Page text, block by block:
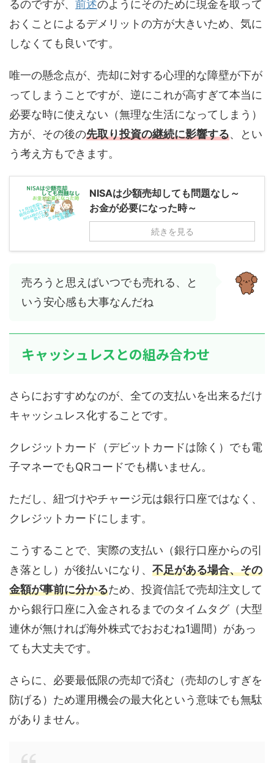
るのですが、 前述のようにそのために現金を取って
おくことによるデメリットの方が大きいため、気に
しなくても良いです。
唯一の懸念点が、売却に対する心理的な障壁が下が
ってしまうことですが、逆にこれが高すぎて本当に
必要な時に使えない（無理な生活になってしまう）
方が、その後の先取り投資の継続に影響する、とい
う考え方もできます。
NISAは少額売却しても問題なし～
お金が必要になった時～
続きを見る
売ろうと思えばいつでも売れる、と
いう安心感も大事なんだね
キャッシュレスとの組み合わせ
さらにおすすめなのが、全ての支払いを出来るだけ
キャッシュレス化することです。
クレジットカード（デビットカードは除く）でも電
子マネーでもQRコードでも構いません。
ただし、紐づけやチャージ元は銀行口座ではなく、
クレジットカードにします。
こうすることで、実際の支払い（銀行口座からの引
き落とし）が後払いになり、 不足がある場合、その
金額が事前に分かるため、投資信託で売却注文して
から銀行口座に入金されるまでのタイムタグ（大型
連休が無ければ海外株式でおおむね1週間）があっ
ても大丈夫です。
さらに、必要最低限の売却で済む（売却のしすぎを
防げる）ため運用機会の最大化という意味でも無駄
がありません。